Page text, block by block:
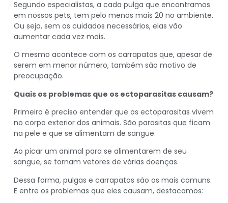
Segundo especialistas, a cada pulga que encontramos
em nossos pets, tem pelo menos mais 20 no ambiente.
Ou seja, sem os cuidados necessários, elas vão
aumentar cada vez mais.
O mesmo acontece com os carrapatos que, apesar de
serem em menor número, também são motivo de
preocupação.
Quais os problemas que os ectoparasitas causam?
Primeiro é preciso entender que os ectoparasitas vivem
no corpo exterior dos animais. São parasitas que ficam
na pele e que se alimentam de sangue.
Ao picar um animal para se alimentarem de seu
sangue, se tornam vetores de várias doenças.
Dessa forma, pulgas e carrapatos são os mais comuns.
E entre os problemas que eles causam, destacamos: